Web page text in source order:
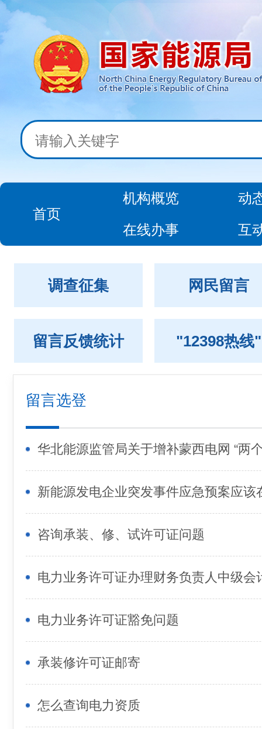
首页
机构概览
动
在线办事
互
调查征集 网民留言
留言反馈统计 "12398热线"
留言选登
咨询承装、修、试许可证问题
电力业务许可证豁免问题
承装修许可证邮寄
怎么查询电力资质